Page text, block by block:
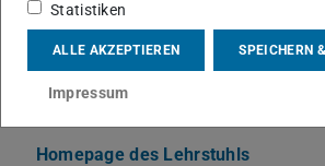
S3|20
Rundeturmstr. 10
64283Darmstadt
Homepage des Lehrstuhls
Statistiken
ALLE AKZEPTIEREN SPEICHERN
Impressum